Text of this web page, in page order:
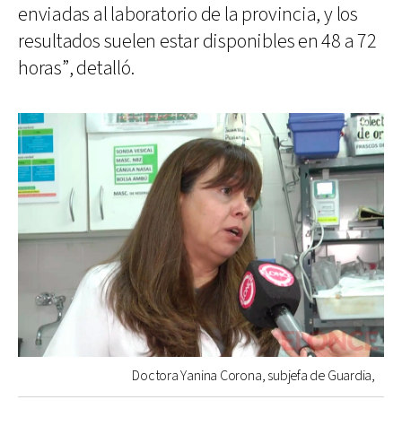
enviadas al laboratorio de la provincia, y los
resultados suelen estar disponibles en 48 a 72
horas”, detalló.
Doctora Yanina Corona, subjefa de Guardia,